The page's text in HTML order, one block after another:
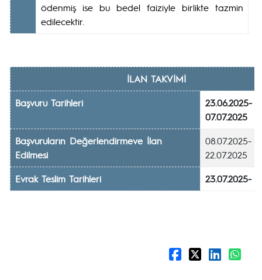
ödenmiş ise bu bedel faiziyle birlikte tazmin
edilecektir.
İLAN TAKVİMİ
Başvuru Tarihleri
23.06.2025-
07.07.2025
Başvuruların Değerlendirmeve İlan
Edilmesi
08.07.2025-
22.07.2025
Evrak Teslim Tarihleri
23.07.2025-